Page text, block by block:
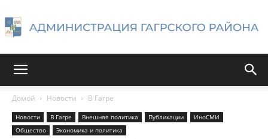
Гагрского
Домой Новости В Гагре
Новости В Гагре Внешняя политика Публикации
ИноСМИ
Общество
Экономика и политика